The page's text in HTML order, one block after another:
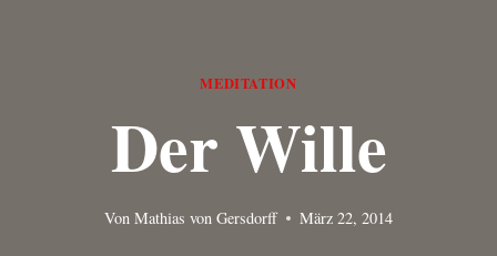
MEDITATION
Der Wille
Von Mathias von Gersdorff März 22, 2014